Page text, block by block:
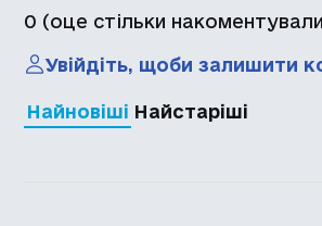
0 (оце стільки
Увійдіть, щоби залишити
Найновіші Найстаріші